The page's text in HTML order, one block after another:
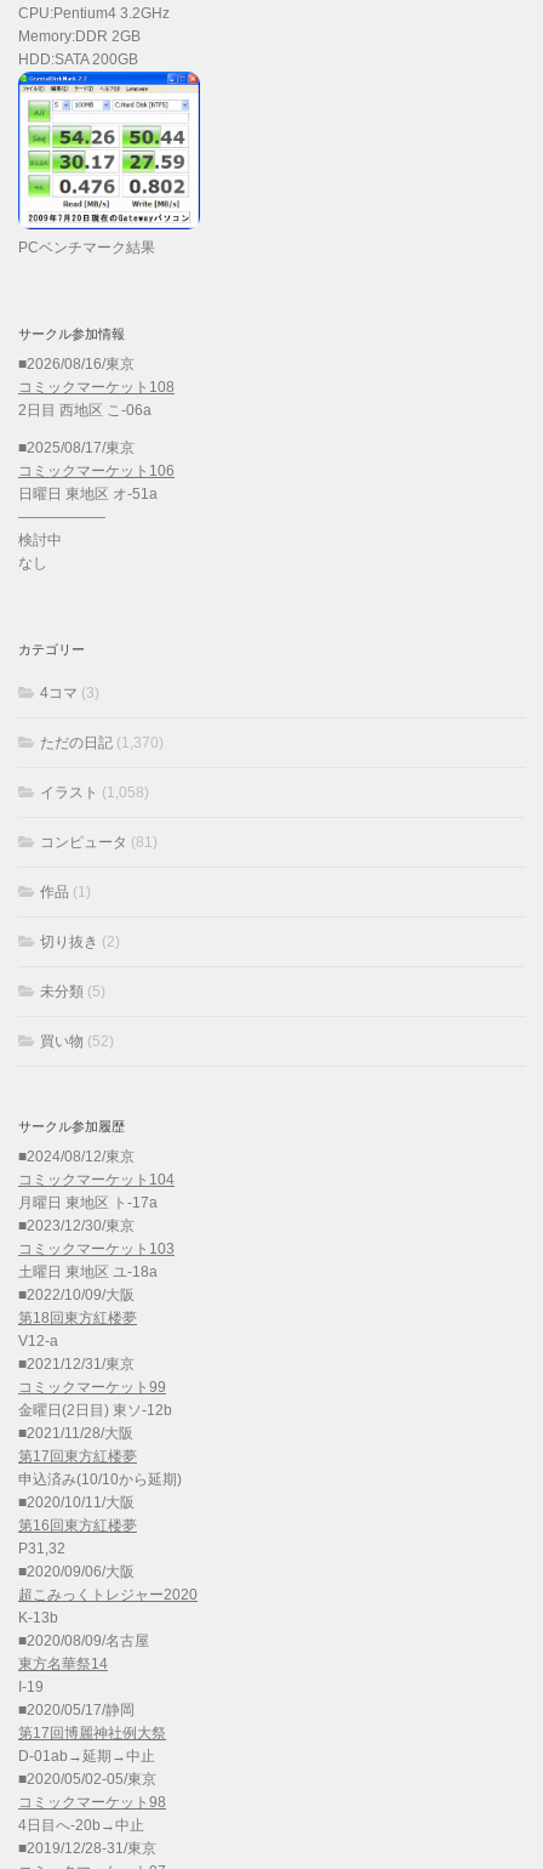
CPU:Pentium4 3.2GHz
Memory:DDR 2GB
HDD:SATA 200GB
PCベンチマーク結果
サークル参加情報
■2026/08/16/東京
コミックマーケット108
2日目 西地区 こ-06a
■2025/08/17/東京
コミックマーケット106
日曜日 東地区 オ-51a
——————
検討中
なし
カテゴリー
4コマ (3)
ただの日記 (1,370)
イラスト (1,058)
コンピュータ (81)
作品 (1)
切り抜き (2)
未分類 (5)
買い物 (52)
サークル参加履歴
■2024/08/12/東京
コミックマーケット104
月曜日 東地区 ト-17a
■2023/12/30/東京
コミックマーケット103
土曜日 東地区 ユ-18a
■2022/10/09/大阪
第18回東方紅楼夢
V12-a
■2021/12/31/東京
コミックマーケット99
金曜日(2日目) 東ソ-12b
■2021/11/28/大阪
第17回東方紅楼夢
申込済み(10/10から延期)
■2020/10/11/大阪
第16回東方紅楼夢
P31,32
■2020/09/06/大阪
超こみっくトレジャー2020
K-13b
■2020/08/09/名古屋
東方名華祭14
I-19
■2020/05/17/静岡
第17回博麗神社例大祭
D-01ab→延期→中止
■2020/05/02-05/東京
コミックマーケット98
4日目へ-20b→中止
■2019/12/28-31/東京